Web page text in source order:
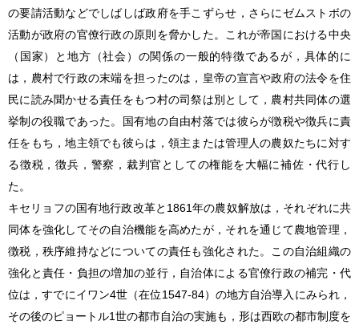
の要請活動などでしばしば政府を手こずらせ，さらにゼムストボの
活動が政府の官僚行政の原則を脅かした。これが帝国における中央
（国家）と地方（社会）の関係の一般的特徴であるが，具体的に
は，農村で行政の末端を担ったのは，皇帝の宣言や政府の法令を住
民に読み聞かせる責任をもつ村の司祭は別として，農村共同体の選
挙制の役職であった。国有地の自由村落では彼らが徴税や徴兵に責
任をもち，地主領でも彼らは，領主または管理人の農奴たちに対す
る徴税，徴兵，警察，裁判官としての権能を大幅に補佐・代行し
た。
キセリョフの国有地行政改革と1861年の農奴解放は，それぞれに共
同体を強化してその自治機能を高めたが，それを通じて農地管理，
徴税，秩序維持などについての責任も強化された。この自治組織の
強化と責任・負担の増加の並行，自治体による官僚行政の補完・代
位は，すでにイワン4世（在位1547-84）の地方自治導入にみられ，
その後のピョートル1世の都市自治の実施も，形は西欧の都市制度を